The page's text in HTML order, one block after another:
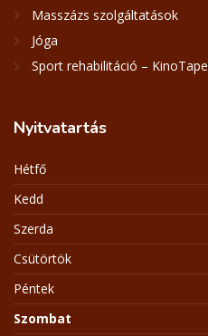
Masszázs szolgáltatások
Jóga
Sport rehabilitáció – KinoTape
Nyitvatartás
Hétfő
Kedd
Szerda
Csütörtök
Péntek
Szombat